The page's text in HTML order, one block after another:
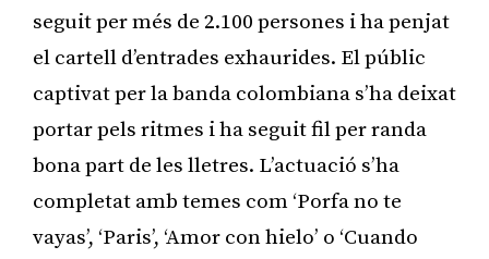
seguit per més de 2.100 persones i ha penjat
el cartell d’entrades exhaurides. El públic
captivat per la banda colombiana s’ha deixat
portar pels ritmes i ha seguit fil per randa
bona part de les lletres. L’actuació s’ha
completat amb temes com ‘Porfa no te
vayas’, ‘Paris’, ‘Amor con hielo’ o ‘Cuando